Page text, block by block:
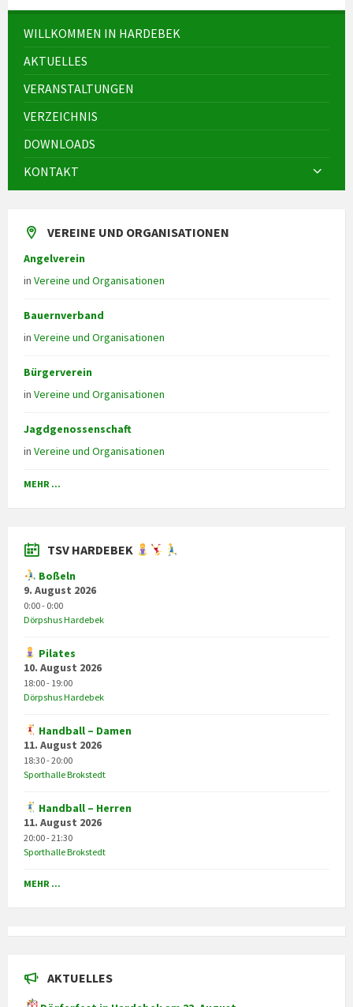
WILLKOMMEN IN HARDEBEK
AKTUELLES
VERANSTALTUNGEN
VERZEICHNIS
DOWNLOADS
KONTAKT
VEREINE UND ORGANISATIONEN
Angelverein
in Vereine und Organisationen
Bauernverband
in Vereine und Organisationen
Bürgerverein
in Vereine und Organisationen
Jagdgenossenschaft
in Vereine und Organisationen
MEHR ...
TSV HARDEBEK
Boßeln
9. August 2026
0:00 - 0:00
Dörpshus Hardebek
Pilates
10. August 2026
18:00 - 19:00
Dörpshus Hardebek
Handball – Damen
11. August 2026
18:30 - 20:00
Sporthalle Brokstedt
Handball – Herren
11. August 2026
20:00 - 21:30
Sporthalle Brokstedt
MEHR ...
AKTUELLES